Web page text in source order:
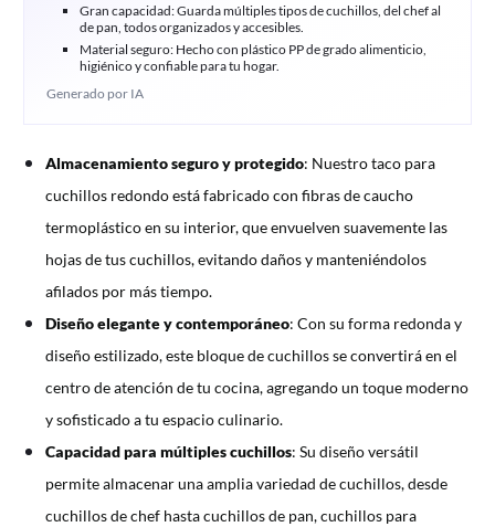
Gran capacidad: Guarda múltiples tipos de cuchillos, del chef al
de pan, todos organizados y accesibles.
Material seguro: Hecho con plástico PP de grado alimenticio,
higiénico y confiable para tu hogar.
Generado por IA
Almacenamiento seguro y protegido: Nuestro taco para
cuchillos redondo está fabricado con fibras de caucho
termoplástico en su interior, que envuelven suavemente las
hojas de tus cuchillos, evitando daños y manteniéndolos
afilados por más tiempo.
Diseño elegante y contemporáneo: Con su forma redonda y
diseño estilizado, este bloque de cuchillos se convertirá en el
centro de atención de tu cocina, agregando un toque moderno
y sofisticado a tu espacio culinario.
Capacidad para múltiples cuchillos: Su diseño versátil
permite almacenar una amplia variedad de cuchillos, desde
cuchillos de chef hasta cuchillos de pan, cuchillos para